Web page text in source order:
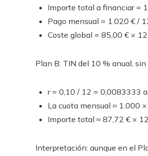
Importe total a financiar =
Pago mensual = 1.020 € /
Coste global = 85,00 € ×
Plan B: TIN del 10 % anual,
r = 0,10 / 12 = 0,0083333
La cuota mensual ≈ 1.000
Importe total ≈ 87,72 € ×
Interpretación: aunque en el